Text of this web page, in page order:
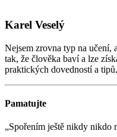
Karel Veselý
Nejsem zrovna typ na učení,
tak, že člověka baví a lze
praktických dovedností a tipů.
Pamatujte
„Spořením ještě nikdy nikdo